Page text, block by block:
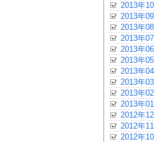
2013年
2013年
2013年
2013年
2013年
2013年
2013年
2013年
2013年
2013年
2012年
2012年
2012年